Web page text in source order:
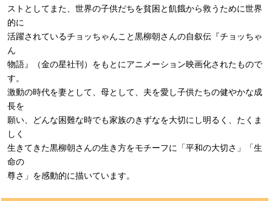
ストとしてまた、世界の子供だちを貧困と飢餓から救うために世界
的に
活躍されているチョッちゃんこと黒柳朝さんの自叙伝『チョッちゃ
ん
物語』（金の星社刊）をもとにアニメーション映画化されたもので
す。
激動の時代を妻として、母として、夫を愛し子供たちの健やかな成
長を
願い、どんな困難な時でも家族のきずなを大切にし明るく、たくま
しく
生きてきた黒柳朝さんの生き方をモチーフに「平和の大切さ」「生
命の
尊さ」を感動的に描いています。